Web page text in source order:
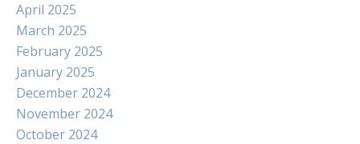
April 2025
March 2025
February 2025
January 2025
December 2024
November 2024
October 2024